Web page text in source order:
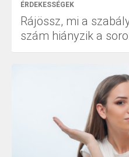
ÉRDEKESSÉGEK
Rájössz, mi a
szám hiányzik a